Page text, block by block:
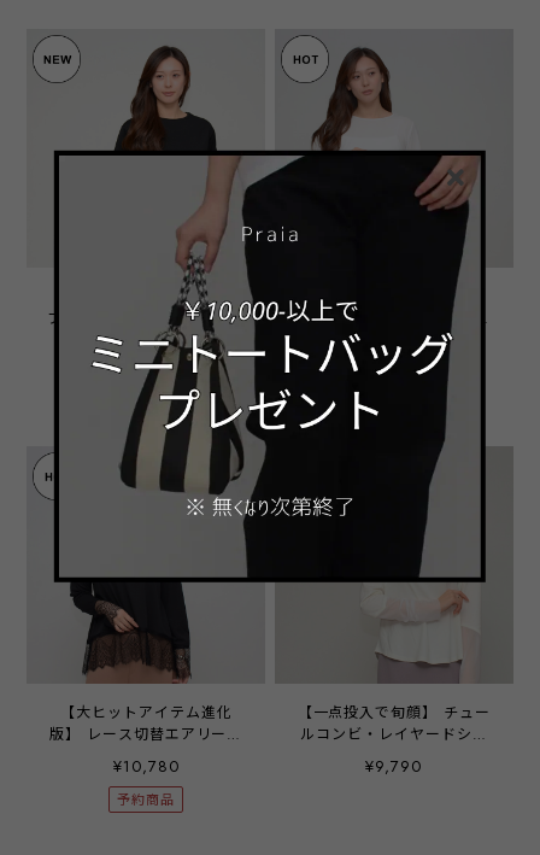
【名作から待望の半袖】 ソ
フトポンチバックスリットT
シャツ ‐ LER-2682 ブラッ
ク ‐
¥7,590
SOLD OUT
【大ヒットアイテム進化
版】 レース切替エアリープ
ルオーバー ‐ LEQ-2695 オ
フ ‐
¥10,780
【大ヒットアイテム進化
版】 レース切替エアリープ
ルオーバー ‐ LEQ-2695 ブ
ラック ‐
¥10,780
予約商品
【一点投入で旬顔】 チュー
ルコンビ・レイヤードシア
ートップス ‐ LER-2632 オ
フ ‐
¥9,790